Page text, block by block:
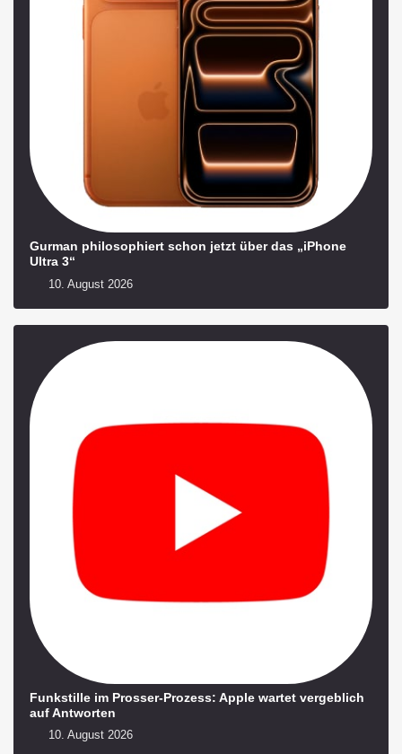
Gurman philosophiert schon jetzt über das „iPhone
Ultra 3“
10. August 2026
Funkstille im Prosser-Prozess: Apple wartet vergeblich
auf Antworten
10. August 2026